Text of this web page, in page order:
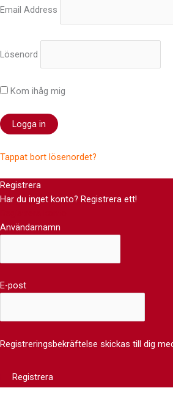
Email Address
Lösenord
Kom ihåg mig
Tappat bort lösenordet?
Registrera
Har du inget konto? Registrera ett!
Användarnamn
E-post
Registreringsbekräftelse skickas till dig